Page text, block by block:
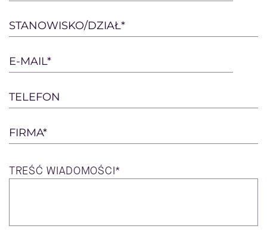
this
field
empty.
STANOWISKO/DZIAŁ*
E-MAIL*
TELEFON
FIRMA*
TREŚĆ WIADOMOŚCI*